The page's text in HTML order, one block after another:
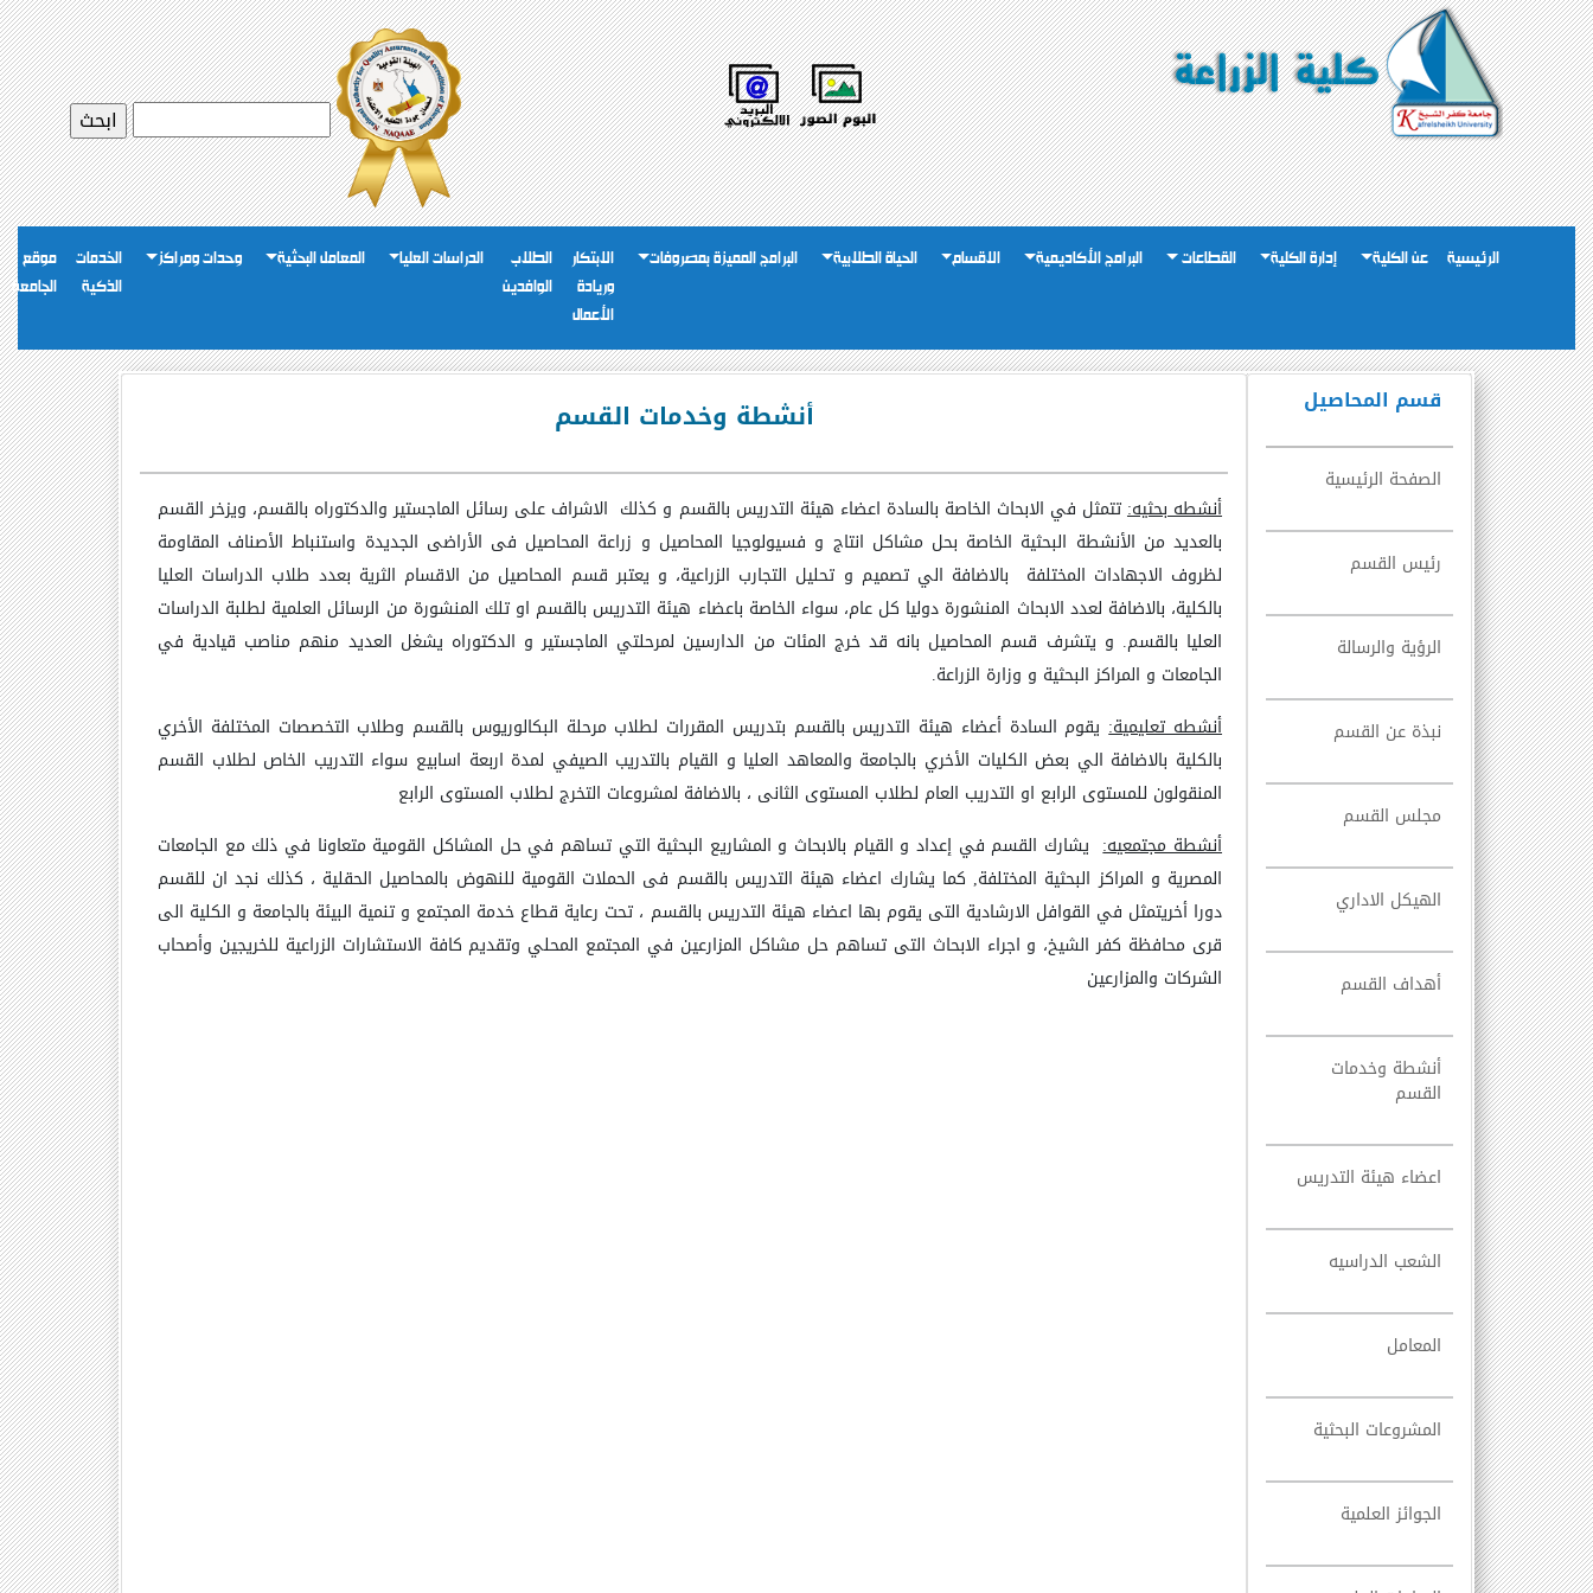
الرئيسية عن الكلية إدارة الكلية القطاعات البرامج الأكاديمية الاقسام الحياة الطلابية البرامج المميزة بمصروفات
الابتكار
وريادة
الأعمال
الطلاب
الوافدين
الدراسات العليا المعامل البحثية وحدات ومراكز
الخدمات
الذكية
موقع
الجامعة
قسم المحاصيل
الصفحة الرئيسية
رئيس القسم
الرؤية والرسالة
نبذة عن القسم
مجلس القسم
الهيكل الاداري
أهداف القسم
أنشطة وخدمات
القسم
اعضاء هيئة التدريس
الشعب الدراسيه
المعامل
المشروعات البحثية
الجوائز العلمية
أنشطة وخدمات القسم
أنشطه بحثيه:تتمثل في الابحاث الخاصة بالسادة اعضاء هيئة التدريس بالقسم و كذلك الاشراف على رسائل الماجستير والدكتوراه بالقسم، ويزخر القسم
بالعديد من الأنشطة البحثية الخاصة بحل مشاكل انتاج و فسيولوجيا المحاصيل و زراعة المحاصيل فى الأراضى الجديدة واستنباط الأصناف المقاومة
لظروف الاجهادات المختلفة بالاضافة الي تصميم و تحليل التجارب الزراعية، و يعتبر قسم المحاصيل من الاقسام الثرية بعدد طلاب الدراسات العليا
بالكلية، بالاضافة لعدد الابحاث المنشورة دوليا كل عام، سواء الخاصة باعضاء هيئة التدريس بالقسم او تلك المنشورة من الرسائل العلمية لطلبة الدراسات
العليا بالقسم. و يتشرف قسم المحاصيل بانه قد خرج المئات من الدارسين لمرحلتي الماجستير و الدكتوراه يشغل العديد منهم مناصب قيادية في
الجامعات و المراكز البحثية و وزارة الزراعة.
أنشطه تعليمية:يقوم السادة أعضاء هيئة التدريس بالقسم بتدريس المقررات لطلاب مرحلة البكالوريوس بالقسم وطلاب التخصصات المختلفة الأخري
بالكلية بالاضافة الي بعض الكليات الأخري بالجامعة والمعاهد العليا و القيام بالتدريب الصيفي لمدة اربعة اسابيع سواء التدريب الخاص لطلاب القسم
المنقولون للمستوى الرابع او التدريب العام لطلاب المستوى الثانى ، بالاضافة لمشروعات التخرج لطلاب المستوى الرابع
أنشطة مجتمعيه:يشارك القسم في إعداد و القيام بالابحاث و المشاريع البحثية التي تساهم في حل المشاكل القومية متعاونا في ذلك مع الجامعات
المصرية و المراكز البحثية المختلفة, كما يشارك اعضاء هيئة التدريس بالقسم فى الحملات القومية للنهوض بالمحاصيل الحقلية ، كذلك نجد ان للقسم
دورا أخريتمثل في القوافل الارشادية التى يقوم بها اعضاء هيئة التدريس بالقسم ، تحت رعاية قطاع خدمة المجتمع و تنمية البيئة بالجامعة و الكلية الى
قرى محافظة كفر الشيخ، و اجراء الابحاث التى تساهم حل مشاكل المزارعين في المجتمع المحلي وتقديم كافة الاستشارات الزراعية للخريجين وأصحاب
الشركات والمزارعين